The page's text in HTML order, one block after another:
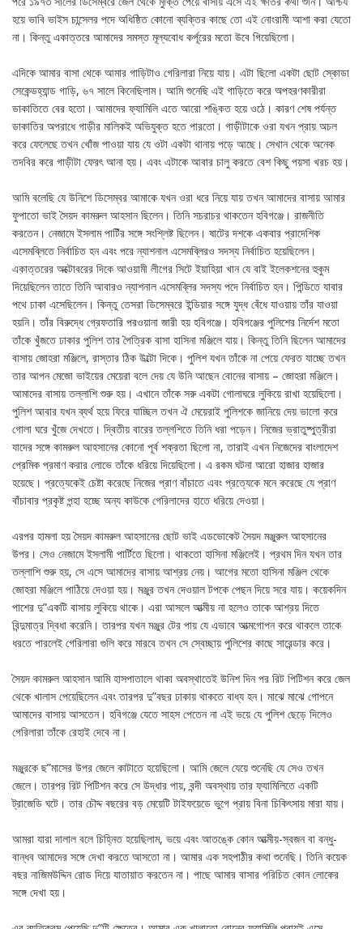
হয়ে ভাবি ভাইস চান্সেলর পদে অধিষ্ঠিত কোনো ব্যক্তির কাছে তো এই নোংরামী আশা করা যেতো
না। কিন্তু একাত্তরে আমাদের সমস্ত মূল্যবোধ কর্পূরের মতো উবে গিয়েছিলো।
এদিকে আমার বাসা থেকে আমার গাড়িটাও গেরিলারা নিয়ে যায়। এটা ছিলো একটা ছোট স্কোডা
সেকেন্ডহ্যান্ড গাড়ি, ৬৭ সালে কিনেছিলাম। আমি শুনেছি এই গাড়িতে করে অপহরণকারীরা
ডাকাতিতে বের হতো। আমাদের ফ্যামিলি এতে আরো শঙ্কিত হয়ে ওঠে। কারণ শেষ পর্যন্ত
ডাকাতির অপরাধে গাড়ীর মালিকই অভিযুক্ত হতে পারতো। গাড়ীটাকে ওরা যখন প্রায় অচল
করে ফেলেছে তখন খোঁজ পাওয়া যায় যে ওটা একটা থানায় পড়ে আছে। সেখান থেকে অনেক
তদবির করে গাড়ীটা ফেরৎ আনা হয়। এবং এটাকে আবার চালু করতে বেশ কিছু পয়সা খরচ হয়।
আমি বলেছি যে উনিশে ডিসেম্বর আমাকে যখন ওরা ধরে নিয়ে যায় তখন আমাদের বাসায় আমার
ফুপাতো ভাই সৈয়দ কামরুল আহসান ছিলেন। তিনি সচরাচর থাকতেন হবিগঞ্জে। রাজনীতি
করতেন। নেজামে ইসলাম পাটিঁর সঙ্গে সংশ্লিষ্ট ছিলেন। ষাটের দশকে একবার প্রাদেশিক
এসেমব্লিতে নির্বাচিত হন এবং পরে ন্যাশনাল এসেমব্লিরও সদস্য নির্বাচিত হয়েছিলেন।
একাত্তরের অক্টোবরের দিকে আওয়ামী লীগের সিটে ইয়াহিয়া খান যে বাই ইলেকশনের হুকুম
দিয়েছিলেন তাতে তিনি আবারও ন্যাশনাল এসেমব্লির সদস্য পদে নির্বাচিত হন। পিন্ডিতে যাবার
পথে ঢাকা এসেছিলেন। কিন্তু তেসরা ডিসেম্বরে ইন্ডিয়ার সঙ্গে যুদ্ধ বেঁধে যাওয়ায় তাঁর যাওয়া
হয়নি। তাঁর বিরুদ্ধে গ্রেফতারি পরওয়ানা জারী হয় হবিগঞ্জে। হবিগঞ্জের পুলিশের নির্দেশ মতো
তাঁকে খুঁজতে ঢাকার পুলিশ তার পৈত্রিক বাসা হাসিনা মঞ্জিলে যায়। কিন্তু তিনি ছিলেন আমাদের
বাসায় জোহরা মঞ্জিলে, রাস্তার ঠিক উল্টো দিকে। পুলিশ যখন তাঁকে না পেয়ে ফেরত যাচ্ছে তখন
তার আপন মেজো ভাইয়ের মেয়েরা বলে দেয় যে উনি আছেন বোনের বাসায় – জোহরা মঞ্জিলে।
আমাদের বাসায় তল্লাশি শুরু হয়। এখানে তাঁকে সরু একটা গোলাঘরে লুকিয়ে রাখা হয়েছিলো।
পুলিশ আবার যখন ব্যর্থ হয়ে ফিরে যাচ্ছিল তখন ঐ মেয়েরাই পুলিশকে জানিয়ে দেয় ভালো করে
গোলা ঘরে খুঁজে দেখতে। দ্বিতীয় বারের তল্লশিতে তিনি ধরা পড়েন। নিজের ভ্রাতুষ্পুত্রীরা
যাদের সঙ্গে কামরুল আহসানের কোনো পূর্ব শক্রতা ছিলো না, তারাই এখন নিজেদের বাংলাদেশ
প্রেমিক প্রমাণ করার লোভে তাঁকে ধরিয়ে দিয়েছিলো। এ রকম ঘটনা আরো হাজার হাজার
হয়েছে। প্রত্যেকেই চেষ্টা করেছে নিজের প্রাণ বাঁচাতে এবং প্রত্যেকে মনে করেছে যে প্রাণ
বাঁচাবার প্রকৃষ্ট পন্হা হচ্ছে অন্য কাউকে গেরিলাদের হাতে ধরিয়ে দেওয়া।
এরপর হামলা হয় সৈয়দ কামরুল আহসানের ছোট ভাই এডভোকেট সৈয়দ মঞ্জুরুল আহসানের
উপর। সেও নেজামে ইসলামী পার্টিতে ছিলো। থাকতো হাসিনা মঞ্জিলেই। প্রথম দিন যখন তার
তল্লাশি শুরু হয়, সে এসে আমাদের বাসায় আশ্রয় নেয়। আগের মতো হাসিনা মঞ্জিল থেকে
জোহরা মঞ্জিলে পাঠিয়ে দেওয়া হয়। মঞ্জুর তখন দেওয়াল টপকে পেছন দিয়ে সরে যায়। কয়েকদিন
পাশের দু”একটি বাসায় লুকিয়ে থাকে। এরা আসলে আত্মীয় না হলেও তাকে আশ্রয় দিতে
বিন্দুমাত্র দ্বিধা করেনি। তারপর যখন মঞ্জুর টের পায় যে এভাবে আত্মগোপন করে থাকলে তাকে
ধরতে পারলেই গেরিলারা গুলি করে মারবে তখন সে স্বেচ্ছায় পুলিশের কাছে সারেন্ডার করে।
সৈয়দ কামরুল আহসান আমি হাসপাতালে থাকা অবস্থাতেই উনিশ দিন পর রিট পিটিশন করে জেল
থেকে খালাস পেয়েছিলেন এবং তারপর দু”বছর ঢাকায় থাকতে বাধ্য হন। মাঝে মাঝে গোপনে
আমাদের বাসায় আসতেন। হবিগঞ্জে যেতে সাহস পেতেন না এই ভয়ে যে পুলিশ ছেড়ে দিলেও
গেরিলারা তাঁকে রেহাই দেবে না।
মঞ্জুরকে ছ”মাসের উপর জেলে কাটাতে হয়েছিলো। আমি জেলে যেয়ে শুনেছি যে সেও তখন
জেলে। তারপর রিট পিটিশন করে সে উদ্ধার পায়, বন্দী অবস্থায় তার ফ্যামিলিতে একটি
ট্রাজেডি ঘটে। তার চৌদ্দ বছরের বড় মেয়েটি টাইফয়েডে ভুগে প্রায় বিনা চিকিৎসায় মারা যায়।
আমরা যারা দালাল বলে চিহ্নিত হয়েছিলাম, ভয়ে এবং আতঙ্কে কোন আত্মীয়-স্বজন বা বন্ধু-
বান্ধব আমাদের সঙ্গে দেখা করতে আসতো না। আমার এক সহপাঠীর কথা শুনেছি। তিনি কয়েক
বছর নাজিমউদ্দিন রোড দিয়ে যাতায়াত করতেন না। পাছে আমার বাসার পরিচিত কোন লোকের
সঙ্গে দেখা হয়।